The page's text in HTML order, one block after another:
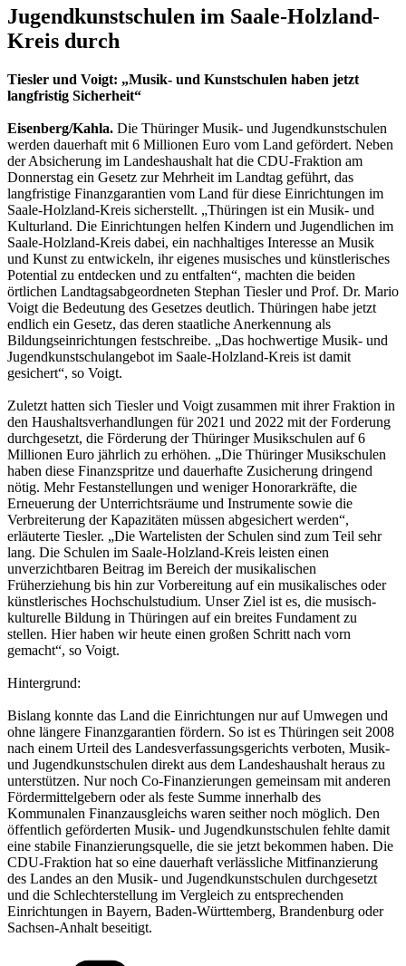
Jugendkunstschulen im Saale-Holzland-
Kreis durch
Tiesler und Voigt: „Musik- und Kunstschulen haben jetzt
langfristig Sicherheit“
Eisenberg/Kahla. Die Thüringer Musik- und Jugendkunstschulen
werden dauerhaft mit 6 Millionen Euro vom Land gefördert. Neben
der Absicherung im Landeshaushalt hat die CDU-Fraktion am
Donnerstag ein Gesetz zur Mehrheit im Landtag geführt, das
langfristige Finanzgarantien vom Land für diese Einrichtungen im
Saale-Holzland-Kreis sicherstellt. „Thüringen ist ein Musik- und
Kulturland. Die Einrichtungen helfen Kindern und Jugendlichen im
Saale-Holzland-Kreis dabei, ein nachhaltiges Interesse an Musik
und Kunst zu entwickeln, ihr eigenes musisches und künstlerisches
Potential zu entdecken und zu entfalten“, machten die beiden
örtlichen Landtagsabgeordneten Stephan Tiesler und Prof. Dr. Mario
Voigt die Bedeutung des Gesetzes deutlich. Thüringen habe jetzt
endlich ein Gesetz, das deren staatliche Anerkennung als
Bildungseinrichtungen festschreibe. „Das hochwertige Musik- und
Jugendkunstschulangebot im Saale-Holzland-Kreis ist damit
gesichert“, so Voigt.
Zuletzt hatten sich Tiesler und Voigt zusammen mit ihrer Fraktion in
den Haushaltsverhandlungen für 2021 und 2022 mit der Forderung
durchgesetzt, die Förderung der Thüringer Musikschulen auf 6
Millionen Euro jährlich zu erhöhen. „Die Thüringer Musikschulen
haben diese Finanzspritze und dauerhafte Zusicherung dringend
nötig. Mehr Festanstellungen und weniger Honorarkräfte, die
Erneuerung der Unterrichtsräume und Instrumente sowie die
Verbreiterung der Kapazitäten müssen abgesichert werden“,
erläuterte Tiesler. „Die Wartelisten der Schulen sind zum Teil sehr
lang. Die Schulen im Saale-Holzland-Kreis leisten einen
unverzichtbaren Beitrag im Bereich der musikalischen
Früherziehung bis hin zur Vorbereitung auf ein musikalisches oder
künstlerisches Hochschulstudium. Unser Ziel ist es, die musisch-
kulturelle Bildung in Thüringen auf ein breites Fundament zu
stellen. Hier haben wir heute einen großen Schritt nach vorn
gemacht“, so Voigt.
Hintergrund:
Bislang konnte das Land die Einrichtungen nur auf Umwegen und
ohne längere Finanzgarantien fördern. So ist es Thüringen seit 2008
nach einem Urteil des Landesverfassungsgerichts verboten, Musik-
und Jugendkunstschulen direkt aus dem Landeshaushalt heraus zu
unterstützen. Nur noch Co-Finanzierungen gemeinsam mit anderen
Fördermittelgebern oder als feste Summe innerhalb des
Kommunalen Finanzausgleichs waren seither noch möglich. Den
öffentlich geförderten Musik- und Jugendkunstschulen fehlte damit
eine stabile Finanzierungsquelle, die sie jetzt bekommen haben. Die
CDU-Fraktion hat so eine dauerhaft verlässliche Mitfinanzierung
des Landes an den Musik- und Jugendkunstschulen durchgesetzt
und die Schlechterstellung im Vergleich zu entsprechenden
Einrichtungen in Bayern, Baden-Württemberg, Brandenburg oder
Sachsen-Anhalt beseitigt.